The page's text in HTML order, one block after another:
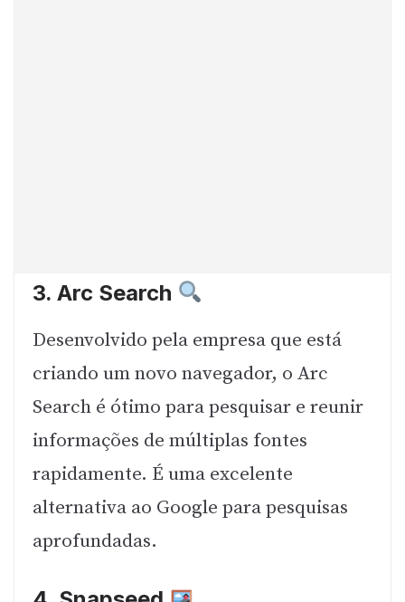
3. Arc Search
Desenvolvido pela empresa que está
criando um novo navegador, o Arc
Search é ótimo para pesquisar e reunir
informações de múltiplas fontes
rapidamente. É uma excelente
alternativa ao Google para pesquisas
aprofundadas.